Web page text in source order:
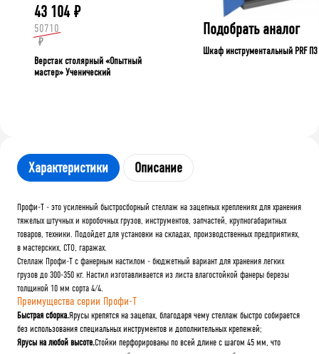
43 104 ₽
50710
₽
Верстак столярный «Опытный
мастер» Ученический
Подобрать аналог
Шкаф инструментальный PRF П3
Характеристики Описание
Профи-Т - это усиленный быстросборный стеллаж на зацепных креплениях для хранения
тяжелых штучных и коробочных грузов, инструментов, запчастей, крупногабаритных
товаров, техники. Подойдет для установки на складах, производственных предприятиях,
в мастерских, СТО, гаражах.
Стеллаж Профи-Т с фанерным настилом - бюджетный вариант для хранения легких
грузов до 300-350 кг. Настил изготавливается из листа влагостойкой фанеры березы
толщиной 10 мм сорта 4/4.
Преимущества серии Профи-Т
Быстрая сборка.Ярусы крепятся на зацепах, благодаря чему стеллаж быстро собирается
без использования специальных инструментов и дополнительных крепежей;
Ярусы на любой высоте.Стойки перфорированы по всей длине с шагом 45 мм, что